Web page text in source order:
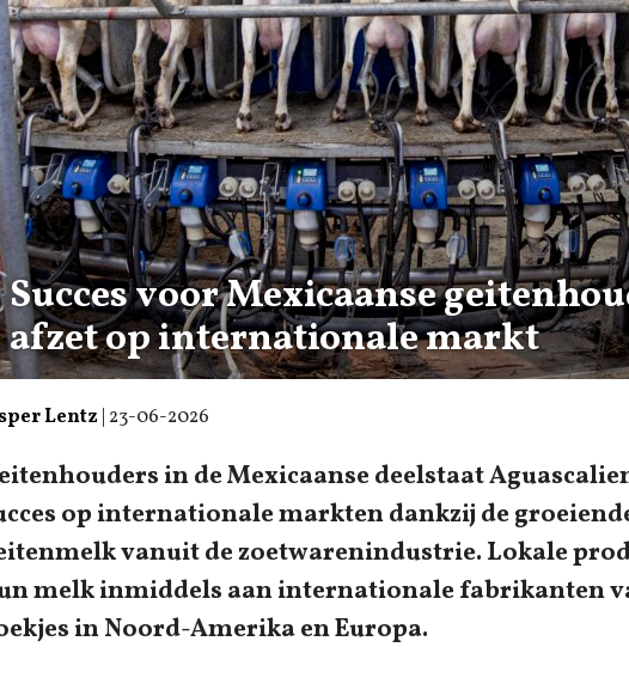
Succes voor Mexicaanse
afzet op internationale markt
Lentz 23-06-2026
in de Mexicaanse deelstaat
op internationale markten dankzij de
vanuit de zoetwarenindustrie. Lokale
melk inmiddels aan internationale fabrikanten
in Noord-Amerika en Europa.